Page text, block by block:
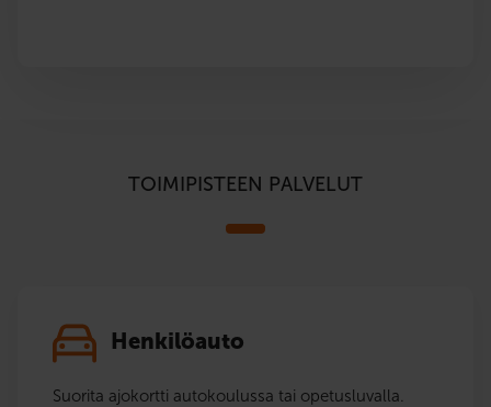
TOIMIPISTEEN PALVELUT
Henkilöauto
Suorita ajokortti autokoulussa tai opetusluvalla.